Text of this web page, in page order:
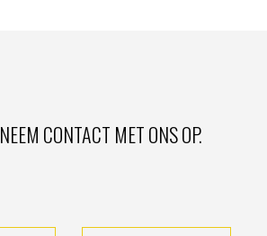
NEEM CONTACT MET ONS OP.